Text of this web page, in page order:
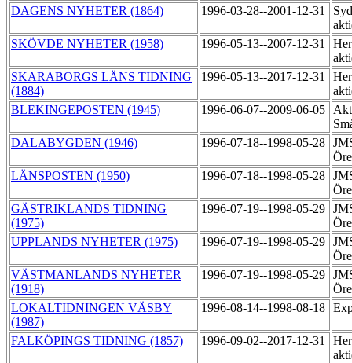
DAGENS NYHETER (1864)
1996-03-28--2001-12-31
SKÖVDE NYHETER (1958)
1996-05-13--2007-12-31
SKARABORGS LÄNS TIDNING
(1884)
1996-05-13--2017-12-31
BLEKINGEPOSTEN (1945)
1996-06-07--2009-06-05
DALABYGDEN (1946)
1996-07-18--1998-05-28
LÄNSPOSTEN (1950)
1996-07-18--1998-05-28
GÄSTRIKLANDS TIDNING
(1975)
1996-07-19--1998-05-29
UPPLANDS NYHETER (1975)
1996-07-19--1998-05-29
VÄSTMANLANDS NYHETER
(1918)
1996-07-19--1998-05-29
LOKALTIDNINGEN VÄSBY
(1987)
1996-08-14--1998-08-18
FALKÖPINGS TIDNING (1857) 1996-09-02--2017-12-31